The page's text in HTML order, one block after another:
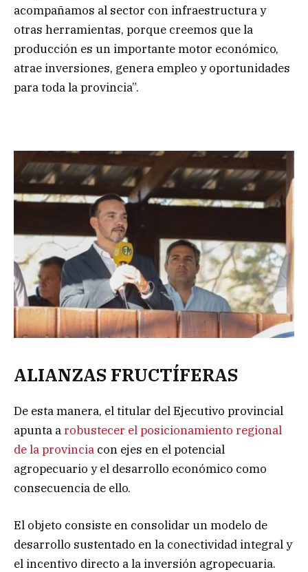
acompañamos al sector con infraestructura y
otras herramientas, porque creemos que la
producción es un importante motor económico,
atrae inversiones, genera empleo y oportunidades
para toda la provincia”.
ALIANZAS FRUCTÍFERAS
De esta manera, el titular del Ejecutivo provincial
apunta arobustecer el posicionamiento regional
de la provincia con ejes en el potencial
agropecuario y el desarrollo económico como
consecuencia de ello.
El objeto consiste en consolidar un modelo de
desarrollo sustentado en la conectividad integral y
el incentivo directo a la inversión agropecuaria.